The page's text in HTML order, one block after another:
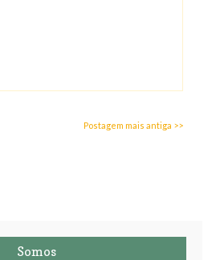
Postagem mais antiga >>
Somos